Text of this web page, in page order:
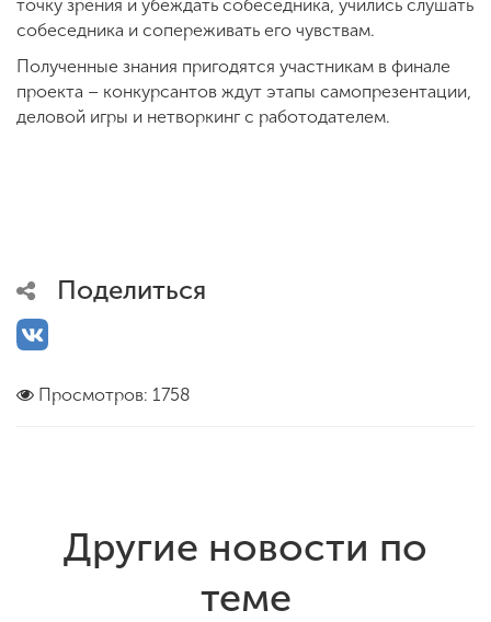
точку зрения и убеждать собеседника, учились слушать
собеседника и сопереживать его чувствам.
Полученные знания пригодятся участникам в финале
проекта – конкурсантов ждут этапы самопрезентации,
деловой игры и нетворкинг с работодателем.
Поделиться
Просмотров: 1758
Другие новости по
теме